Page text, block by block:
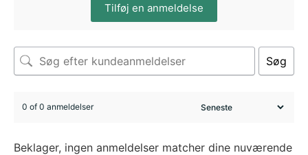
Tilføj en anmeldelse
Søg
0 of 0 anmeldelser
Beklager, ingen anmeldelser matcher dine nuværende